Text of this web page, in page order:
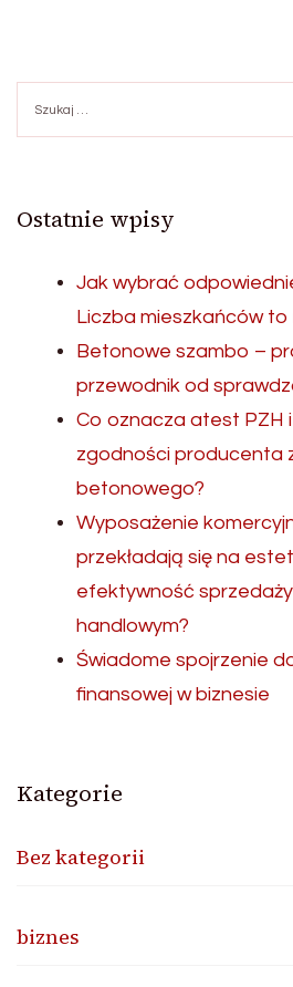
Ostatnie wpisy
Jak wybrać
Liczba mieszkańców to
Betonowe szambo –
przewodnik od
Co oznacza atest PZH
zgodności producenta
betonowego?
Wyposażenie
przekładają się na
efektywność sprzedaży
handlowym?
Świadome spojrzenie
finansowej w biznesie
Kategorie
Bez kategorii
biznes